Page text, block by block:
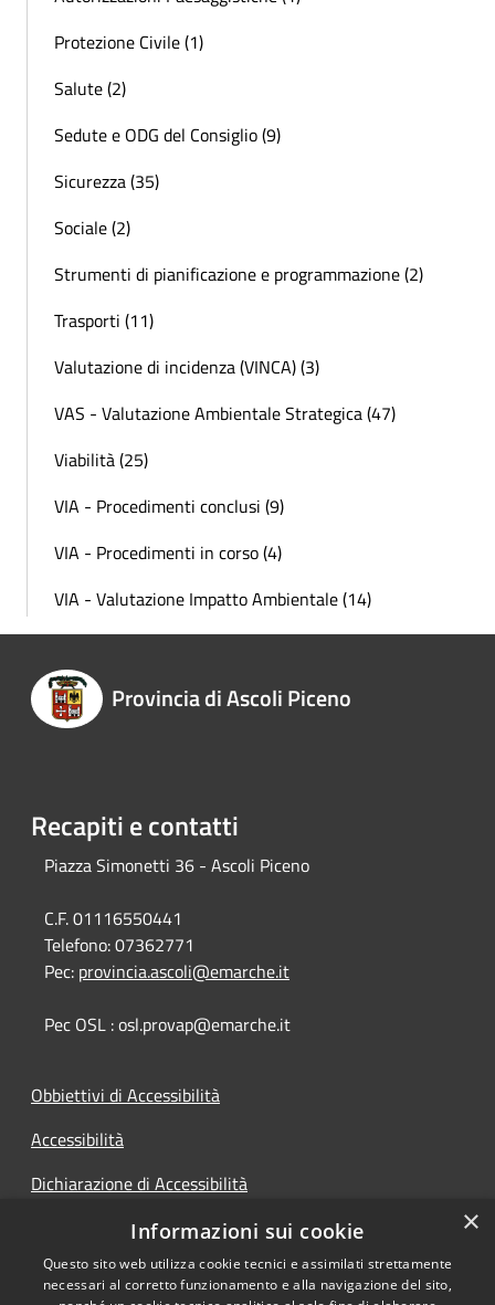
Protezione Civile (1)
Salute (2)
Sedute e ODG del Consiglio (9)
Sicurezza (35)
Sociale (2)
Strumenti di pianificazione e programmazione (2)
Trasporti (11)
Valutazione di incidenza (VINCA) (3)
VAS - Valutazione Ambientale Strategica (47)
Viabilità (25)
VIA - Procedimenti conclusi (9)
VIA - Procedimenti in corso (4)
VIA - Valutazione Impatto Ambientale (14)
Provincia di Ascoli Piceno
Recapiti e contatti
Piazza Simonetti 36 - Ascoli Piceno
C.F. 01116550441
Telefono:07362771
Pec: provincia.ascoli@emarche.it
Pec OSL : osl.provap@emarche.it
Obbiettivi di Accessibilità
Accessibilità
Dichiarazione di Accessibilità
Accesso Civico
×
Informazioni sui cookie
Questo sito web utilizza cookie tecnici e assimilati strettamente
necessari al corretto funzionamento e alla navigazione del sito,